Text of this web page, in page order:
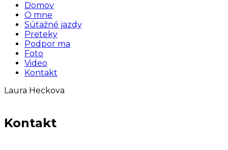
Domov
O mne
Súťažné jazdy
Preteky
Podpor ma
Foto
Video
Kontakt
Laura Heckova
Kontakt